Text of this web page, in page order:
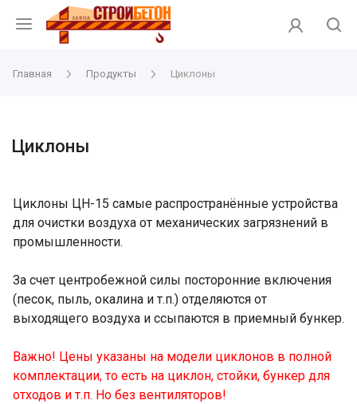
Главная Продукты Циклоны
Циклоны
Циклоны ЦН-15 самые распространённые устройства
для очистки воздуха от механических загрязнений в
промышленности.
За счет центробежной силы посторонние включения
(песок, пыль, окалина и т.п.) отделяются от
выходящего воздуха и ссыпаются в приемный бункер.
Важно! Цены указаны на модели циклонов в полной
комплектации, то есть на циклон, стойки, бункер для
отходов и т.п. Но без вентиляторов!